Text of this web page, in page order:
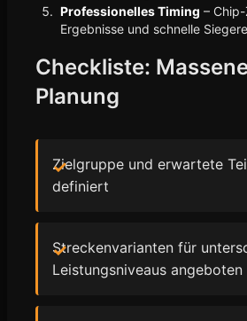
Professionelles Timing –
Ergebnisse und schnelle
Checkliste:
Planung
Zielgruppe und erwartete
definiert
Streckenvarianten für
Leistungsniveaus angeboten